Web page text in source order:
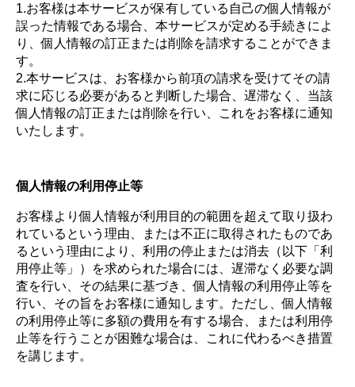
1.お客様は本サービスが保有している自己の個人情報が
誤った情報である場合、本サービスが定める手続きによ
り、個人情報の訂正または削除を請求することができま
す。
2.本サービスは、お客様から前項の請求を受けてその請
求に応じる必要があると判断した場合、遅滞なく、当該
個人情報の訂正または削除を行い、これをお客様に通知
いたします。
個人情報の利用停止等
お客様より個人情報が利用目的の範囲を超えて取り扱わ
れているという理由、または不正に取得されたものであ
るという理由により、利用の停止または消去（以下「利
用停止等」）を求められた場合には、遅滞なく必要な調
査を行い、その結果に基づき、個人情報の利用停止等を
行い、その旨をお客様に通知します。ただし、個人情報
の利用停止等に多額の費用を有する場合、または利用停
止等を行うことが困難な場合は、これに代わるべき措置
を講じます。